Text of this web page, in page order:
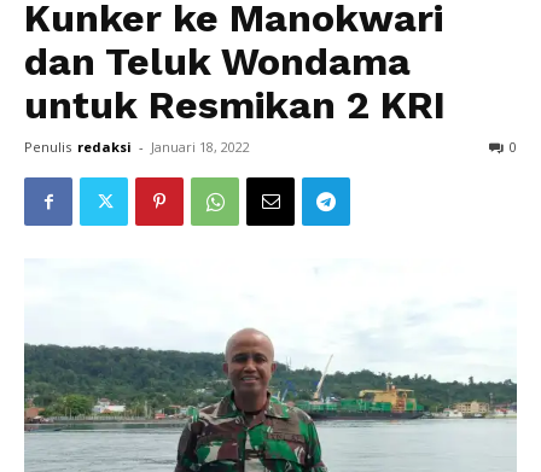
Kunker ke Manokwari
dan Teluk Wondama
untuk Resmikan 2 KRI
Penulis redaksi - Januari 18, 2022 0